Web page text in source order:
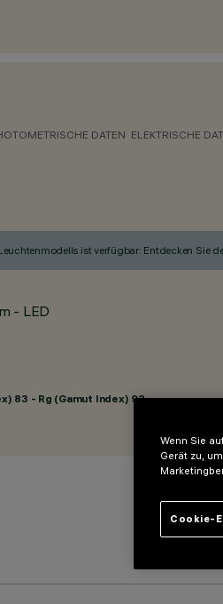
DATEN ELEKTRISCHE
ist verfügbar: Entdecken Sie
- LED
83 - Rg (Gamut Index) 92
Wenn Sie
Gerät zu,
Cookie-